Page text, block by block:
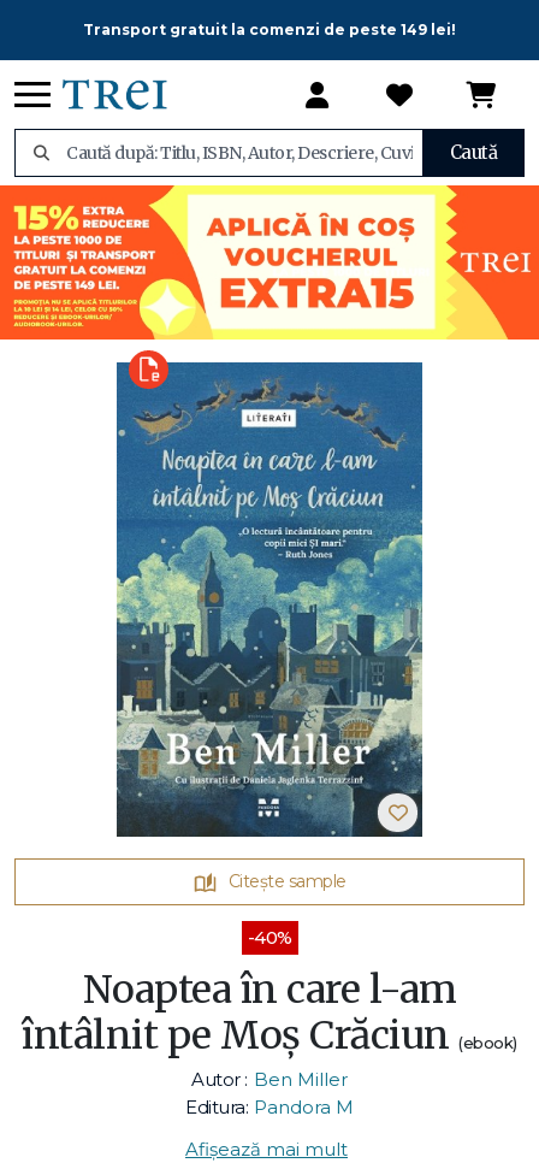
Transport gratuit la comenzi de peste 149 lei!
Caută
Citește sample
-40%
Noaptea în care l-am
întâlnit pe Moș Crăciun(ebook)
Autor : Ben Miller
Editura: Pandora M
Afișează mai mult